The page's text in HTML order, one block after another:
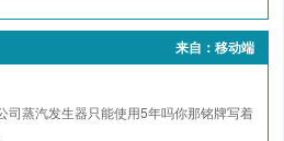
来自：移动端
司蒸汽发生器只能使用5年吗你那铭牌写着